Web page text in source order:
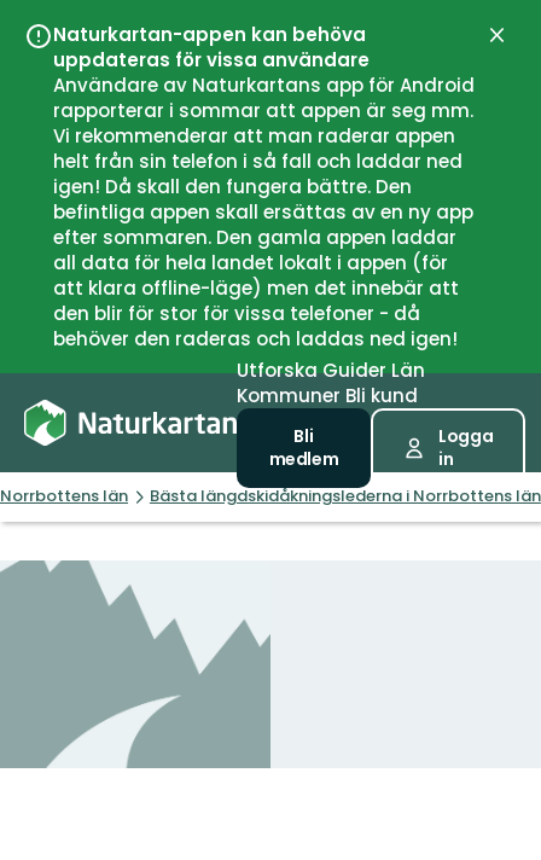
Naturkartan-appen kan behöva
uppdateras för vissa användare
Användare av Naturkartans app för Android
rapporterar i sommar att appen är seg mm.
Vi rekommenderar att man raderar appen
helt från sin telefon i så fall och laddar ned
igen! Då skall den fungera bättre. Den
befintliga appen skall ersättas av en ny app
efter sommaren. Den gamla appen laddar
all data för hela landet lokalt i appen (för
att klara offline-läge) men det innebär att
den blir för stor för vissa telefoner - då
behöver den raderas och laddas ned igen!
UtforskaGuiderLän
Kommuner Bli kund
Bli
medlem
Logga
in
Norrbottens län Bästa längdskidåkningslederna i Norrbottens län